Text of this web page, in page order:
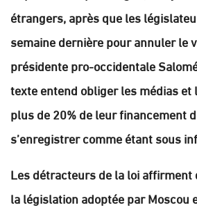
étrangers, après que les
semaine dernière pour annuler le
présidente pro-occidentale
texte entend obliger les médias et
plus de 20% de leur financement
s’enregistrer comme étant sous
Les détracteurs de la loi affirment
la législation adoptée par Moscou